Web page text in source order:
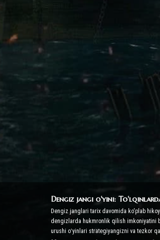
Dengiz jangi o'yini:
Dengiz janglari tarix davomida ko'plab
dengizlarda hukmronlik qilish imkoniyatini
urushi oʻyinlari strategiyangizni va tezkor